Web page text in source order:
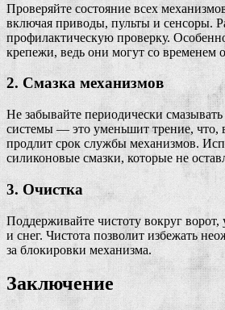
Проверяйте состояние всех
включая приводы, пульты и сенсоры.
профилактическую проверку.
крепежи, ведь они могут со временем
2. Смазка механизмов
Не забывайте периодически
системы — это уменьшит трение, что,
продлит срок службы механизмов.
силиконовые смазки, которые не
3. Очистка
Поддерживайте чистоту вокруг ворот,
и снег. Чистота позволит избежать
за блокировки механизма.
Заключение